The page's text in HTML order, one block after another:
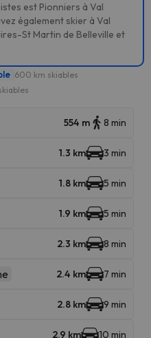
est Pionniers à Val
également skier à Val
St Martin de Belleville et
600 km skiables
554 m 8 min
1.3 km 3 min
1.8 km 5 min
1.9 km 5 min
2.3 km 8 min
2.4 km 7 min
2.8 km 9 min
2.9 km 10 min